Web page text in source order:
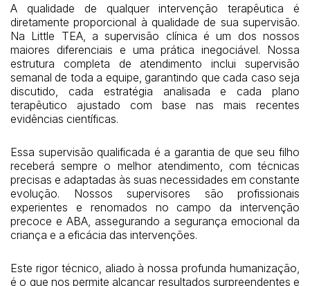
A qualidade de qualquer intervenção terapêutica é
diretamente proporcional à qualidade de sua supervisão.
Na Little TEA, a supervisão clínica é um dos nossos
maiores diferenciais e uma prática inegociável. Nossa
estrutura completa de atendimento inclui supervisão
semanal de toda a equipe, garantindo que cada caso seja
discutido, cada estratégia analisada e cada plano
terapêutico ajustado com base nas mais recentes
evidências científicas.
Essa supervisão qualificada é a garantia de que seu filho
receberá sempre o melhor atendimento, com técnicas
precisas e adaptadas às suas necessidades em constante
evolução. Nossos supervisores são profissionais
experientes e renomados no campo da intervenção
precoce e ABA, assegurando a segurança emocional da
criança e a eficácia das intervenções.
Este rigor técnico, aliado à nossa profunda humanização,
é o que nos permite alcançar resultados surpreendentes e